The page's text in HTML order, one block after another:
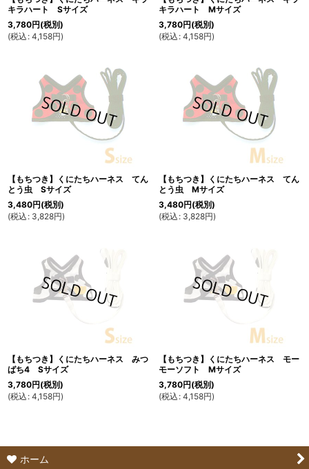
キラハート Sサイズ
3,780円(税別)
(税込 : 4,158円)
キラハート Mサイズ
3,780円(税別)
(税込 : 4,158円)
【もちつき】くにたちハーネス てん
とう虫 Sサイズ
3,480円(税別)
(税込 : 3,828円)
【もちつき】くにたちハーネス てん
とう虫 Mサイズ
3,480円(税別)
(税込 : 3,828円)
【もちつき】くにたちハーネス みつ
ばち4 Sサイズ
3,780円(税別)
(税込 : 4,158円)
【もちつき】くにたちハーネス モー
モーソフト Mサイズ
3,780円(税別)
(税込 : 4,158円)
ホーム